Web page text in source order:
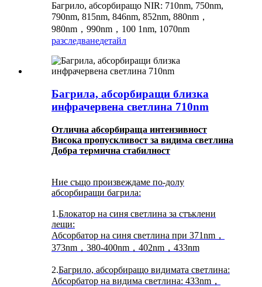
Багрило, абсорбиращо NIR: 710nm, 750nm,
790nm, 815nm, 846nm, 852nm, 880nm，
980nm，990nm，100 1nm, 1070nm
разследванедетайл
Багрила, абсорбиращи близка
инфрачервена светлина 710nm
Отлична абсорбираща интензивност
Висока пропускливост за видима светлина
Добра термична стабилност
Ние също произвеждаме по-долу
абсорбиращи багрила:
1.Блокатор на синя светлина за стъклени
лещи:
Абсорбатор на синя светлина при 371nm，
373nm，380-400nm，402nm，433nm
2.Багрило, абсорбиращо видимата светлина:
Абсорбатор на видима светлина: 433nm，